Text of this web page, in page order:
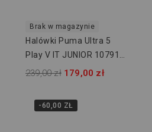
Brak w magazynie
Halówki Puma Ultra 5
Play V IT JUNIOR 107912
01
239,00 zł 179,00 zł
-60,00 ZŁ